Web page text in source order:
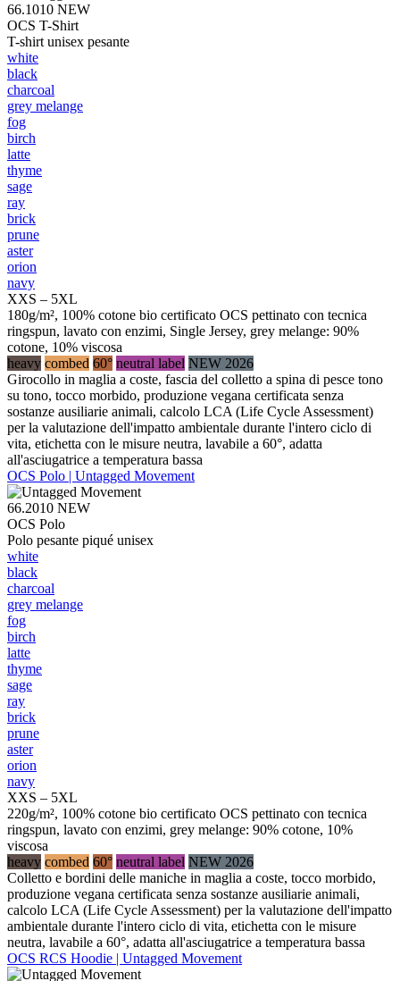
66.1010 NEW
OCS T-Shirt
T-shirt unisex pesante
white
black
charcoal
grey melange
fog
birch
latte
thyme
sage
ray
brick
prune
aster
orion
navy
XXS – 5XL
180g/m², 100% cotone bio certificato OCS pettinato con tecnica
ringspun, lavato con enzimi, Single Jersey, grey melange: 90%
cotone, 10% viscosa
heavy combed 60° neutral label NEW 2026
Girocollo in maglia a coste, fascia del colletto a spina di pesce tono
su tono, tocco morbido, produzione vegana certificata senza
sostanze ausiliarie animali, calcolo LCA (Life Cycle Assessment)
per la valutazione dell'impatto ambientale durante l'intero ciclo di
vita, etichetta con le misure neutra, lavabile a 60°, adatta
all'asciugatrice a temperatura bassa
OCS Polo | Untagged Movement
66.2010 NEW
OCS Polo
Polo pesante piqué unisex
white
black
charcoal
grey melange
fog
birch
latte
thyme
sage
ray
brick
prune
aster
orion
navy
XXS – 5XL
220g/m², 100% cotone bio certificato OCS pettinato con tecnica
ringspun, lavato con enzimi, grey melange: 90% cotone, 10%
viscosa
heavy combed 60° neutral label NEW 2026
Colletto e bordini delle maniche in maglia a coste, tocco morbido,
produzione vegana certificata senza sostanze ausiliarie animali,
calcolo LCA (Life Cycle Assessment) per la valutazione dell'impatto
ambientale durante l'intero ciclo di vita, etichetta con le misure
neutra, lavabile a 60°, adatta all'asciugatrice a temperatura bassa
OCS RCS Hoodie | Untagged Movement